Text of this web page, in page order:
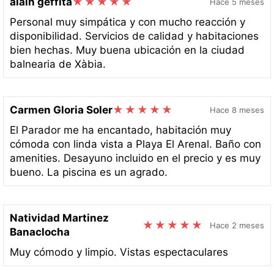
Hace 5 meses
Personal muy simpática y con mucho reacción y
disponibilidad. Servicios de calidad y habitaciones
bien hechas. Muy buena ubicación en la ciudad
balnearia de Xàbia.
Carmen Gloria Soler Hace 8 meses
El Parador me ha encantado, habitación muy
cómoda con linda vista a Playa El Arenal. Baño con
amenities. Desayuno incluido en el precio y es muy
bueno. La piscina es un agrado.
Natividad Martinez
Banaclocha
Hace 2 meses
Muy cómodo y limpio. Vistas espectaculares